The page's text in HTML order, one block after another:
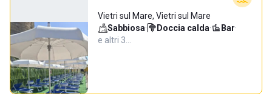
Vietri sul Mare, Vietri sul Mare
Sabbiosa· Doccia calda· Bar·
e altri 3…